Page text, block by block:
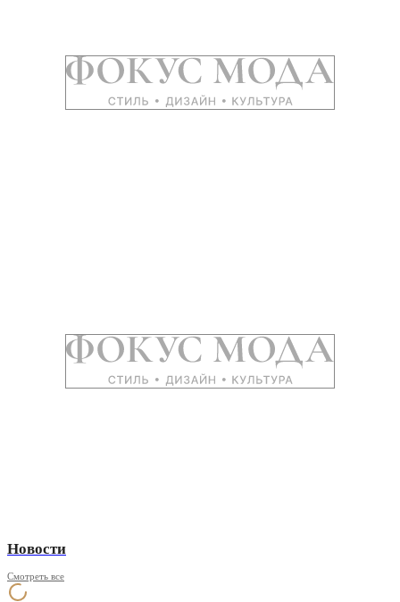
Новости
Смотреть все